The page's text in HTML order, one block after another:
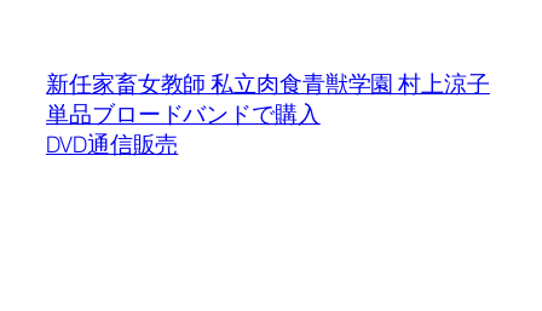
新任家畜女教師 私立肉食青獣学園 村上涼子
単品ブロードバンドで購入
DVD通信販売